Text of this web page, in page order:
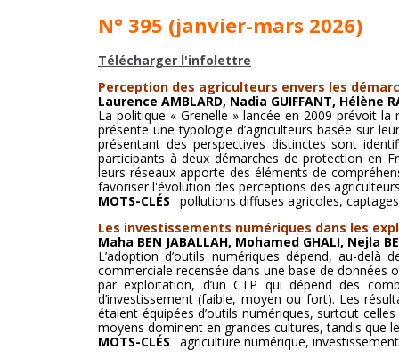
N° 395 (janvier-mars 2026)
Télécharger l'infolettre
Perception des agriculteurs envers les
Laurence AMBLARD, Nadia GUIFFANT, Hélène
La politique « Grenelle » lancée en 2009 prévoit
présente une typologie d’agriculteurs basée sur
présentant des perspectives distinctes sont
participants à deux démarches de protection en
leurs réseaux apporte des éléments de
favoriser l'évolution des perceptions des
MOTS-CLÉS : pollutions diffuses agricoles,
Les investissements numériques dans les
Maha BEN JABALLAH, Mohamed GHALI, Nejla
L’adoption d’outils numériques dépend, au-
commerciale recensée dans une base de données
par exploitation, d’un CTP qui dépend des
d’investissement (faible, moyen ou fort). Les
étaient équipées d’outils numériques, surtout
moyens dominent en grandes cultures, tandis que
MOTS-CLÉS : agriculture numérique,